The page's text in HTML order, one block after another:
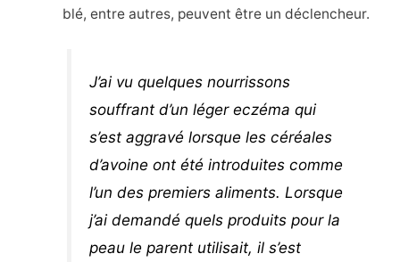
blé, entre autres, peuvent être un déclencheur.
J’ai vu quelques nourrissons
souffrant d’un léger eczéma qui
s’est aggravé lorsque les céréales
d’avoine ont été introduites comme
l’un des premiers aliments. Lorsque
j’ai demandé quels produits pour la
peau le parent utilisait, il s’est